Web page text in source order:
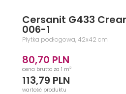
Cersanit G433
006-1
Płytka podłogowa, 42x42 cm
80,70 PLN
cena brutto za 1 m2
113,79 PLN
wartość produktu